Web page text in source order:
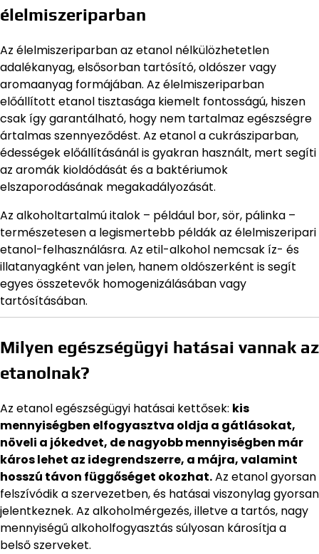
élelmiszeriparban
Az élelmiszeriparban az etanol nélkülözhetetlen
adalékanyag, elsősorban tartósító, oldószer vagy
aromaanyag formájában. Az élelmiszeriparban
előállított etanol tisztasága kiemelt fontosságú, hiszen
csak így garantálható, hogy nem tartalmaz egészségre
ártalmas szennyeződést. Az etanol a cukrásziparban,
édességek előállításánál is gyakran használt, mert segíti
az aromák kioldódását és a baktériumok
elszaporodásának megakadályozását.
Az alkoholtartalmú italok – például bor, sör, pálinka –
természetesen a legismertebb példák az élelmiszeripari
etanol-felhasználásra. Az etil-alkohol nemcsak íz- és
illatanyagként van jelen, hanem oldószerként is segít
egyes összetevők homogenizálásában vagy
tartósításában.
Milyen egészségügyi hatásai vannak az
etanolnak?
Az etanol egészségügyi hatásai kettősek: kis
mennyiségben elfogyasztva oldja a gátlásokat,
növeli a jókedvet, de nagyobb mennyiségben már
káros lehet az idegrendszerre, a májra, valamint
hosszú távon függőséget okozhat.Az etanol gyorsan
felszívódik a szervezetben, és hatásai viszonylag gyorsan
jelentkeznek. Az alkoholmérgezés, illetve a tartós, nagy
mennyiségű alkoholfogyasztás súlyosan károsítja a
belső szerveket.